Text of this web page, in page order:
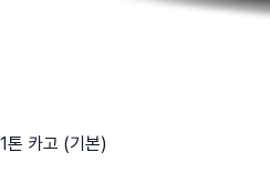
1톤 카고 (기본)